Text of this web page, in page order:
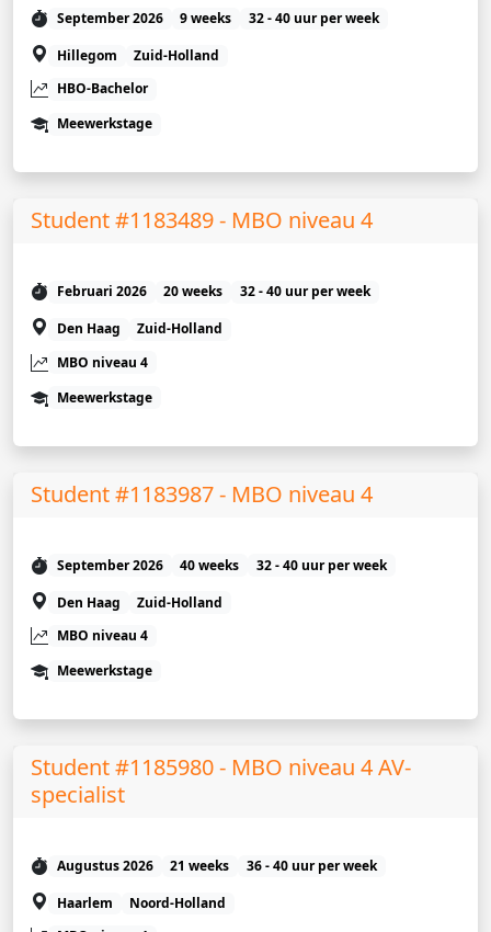
September 2026 9 weeks
32 - 40 uur per week
Hillegom
Zuid-Holland
HBO-Bachelor
Meewerkstage
Student #1183489 - MBO niveau 4
Februari 2026 20 weeks
32 - 40 uur per week
Den Haag
Zuid-Holland
MBO niveau 4
Meewerkstage
Student #1183987 - MBO niveau 4
September 2026 40 weeks
32 - 40 uur per week
Den Haag
Zuid-Holland
MBO niveau 4
Meewerkstage
Student #1185980 - MBO niveau 4 AV-
specialist
Augustus 2026 21 weeks
36 - 40 uur per week
Haarlem
Noord-Holland